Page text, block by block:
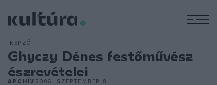
KÉPZŐ
Ghyczy Dénes festőművész
észrevételei
ARCHÍV2006. SZEPTEMBER 8.